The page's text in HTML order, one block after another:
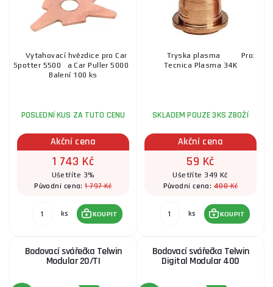
Vytahovací hvězdice pro Car
Spotter 5500 a Car Puller 5000
Balení 100 ks
POSLEDNÍ KUS ZA TUTO CENU
Akční cena
1 743 Kč
Ušetříte 3%
Původní cena:1 797 Kč
ks KOUPIT
Tryska plasma Pro:
Tecnica Plasma 34K
SKLADEM POUZE 3KS ZBOŽÍ
Akční cena
59 Kč
Ušetříte 349 Kč
Původní cena:408 Kč
ks KOUPIT
Bodovací svářečka Telwin
Modular 20/TI
Bodovací svářečka Telwin
Digital Modular 400